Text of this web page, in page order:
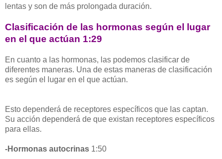
lentas y son de más prolongada duración.
Clasificación de las hormonas según el lugar
en el que actúan 1:29
En cuanto a las hormonas, las podemos clasificar de
diferentes maneras. Una de estas maneras de clasificación
es según el lugar en el que actúan.
Esto dependerá de receptores específicos que las captan.
Su acción dependerá de que existan receptores específicos
para ellas.
-Hormonas autocrinas 1:50